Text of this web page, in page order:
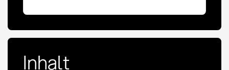
Inhalt